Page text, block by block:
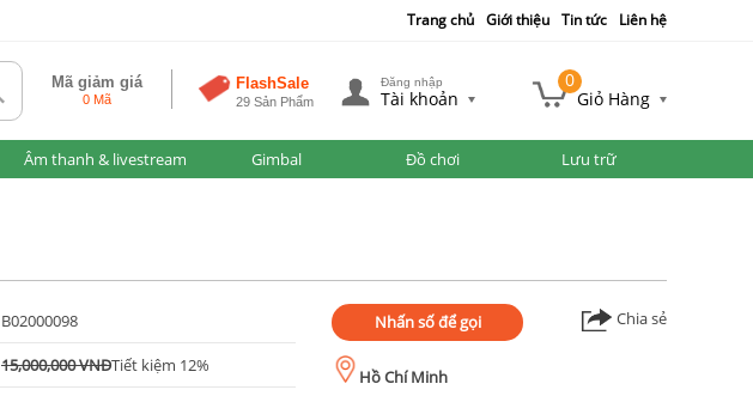
Trang chủ Giới thiệu Tin tức Liên hệ
Mã giảm giá
0 Mã
FlashSale
29 Sản Phẩm
Đăng nhập
Tài khoản
0
Giỏ Hàng
Âm thanh & livestream Gimbal Đồ chơi Lưu trữ
B02000098
15,000,000 VNĐTiết kiệm 12%
Nhấn số để gọi Chia sẻ
Hồ Chí Minh